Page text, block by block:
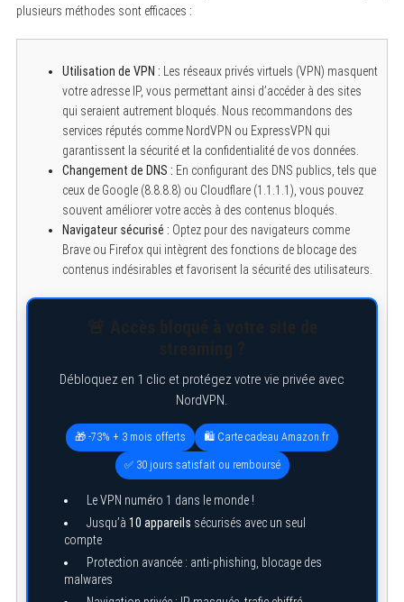
plusieurs méthodes sont efficaces :
Utilisation de VPN : Les réseaux privés virtuels (VPN) masquent
votre adresse IP, vous permettant ainsi d’accéder à des sites
qui seraient autrement bloqués. Nous recommandons des
services réputés comme NordVPN ou ExpressVPN qui
garantissent la sécurité et la confidentialité de vos données.
Changement de DNS : En configurant des DNS publics, tels que
ceux de Google (8.8.8.8) ou Cloudflare (1.1.1.1), vous pouvez
souvent améliorer votre accès à des contenus bloqués.
Navigateur sécurisé : Optez pour des navigateurs comme
Brave ou Firefox qui intègrent des fonctions de blocage des
contenus indésirables et favorisent la sécurité des utilisateurs.
Débloquez en 1 clic et protégez votre vie privée avec
NordVPN.
🎁 -73% + 3 mois offerts 🛍️ Carte cadeau Amazon.fr
✅ 30 jours satisfait ou remboursé
Le VPN numéro 1 dans le monde !
Jusqu’à 10 appareils sécurisés avec un seul
compte
Protection avancée : anti-phishing, blocage des
malwares
e
a
h
f